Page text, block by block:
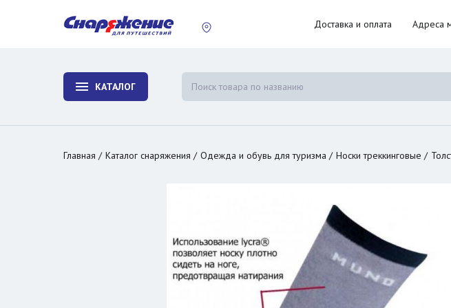
Доставка и оплата Адреса
КАТАЛОГ
Главная Каталог снаряжения Одежда и обувь для туризма Носки треккинговые